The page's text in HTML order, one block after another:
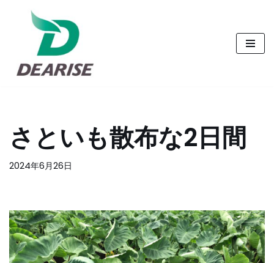
テ
ス
キ
ッ
さといも散布な2日間
2024年6月26日